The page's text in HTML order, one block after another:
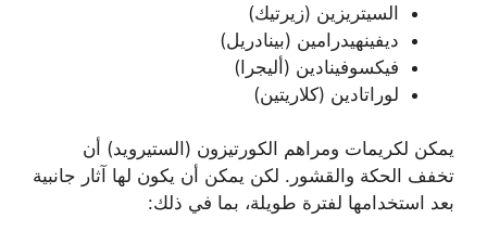
السيتريزين (زيرتيك)
ديفينهيدرامين (بينادريل)
فيكسوفينادين (أليجرا)
لوراتادين (كلاريتين)
يمكن لكريمات ومراهم الكورتيزون (الستيرويد) أن
تخفف الحكة والقشور. لكن يمكن أن يكون لها آثار جانبية
بعد استخدامها لفترة طويلة، بما في ذلك: